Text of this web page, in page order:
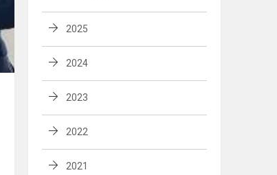
2025
2024
2023
2022
2021